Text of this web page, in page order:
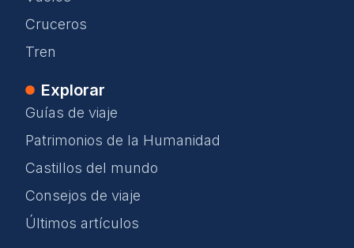
Cruceros
Tren
Explorar
Guías de viaje
Patrimonios de la Humanidad
Castillos del mundo
Consejos de viaje
Últimos artículos